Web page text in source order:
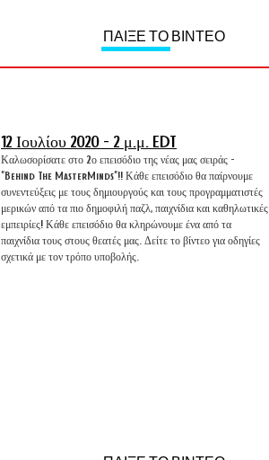
ΠΑΙΞΕ ΤΟ ΒΙΝΤΕΟ
12 Ιουλίου 2020 - 2 μ.μ. EDT
Καλωσορίσατε στο 2ο επεισόδιο της νέας μας σειράς -
"Behind The MasterMinds"!! Κάθε επεισόδιο θα παίρνουμε
συνεντεύξεις με τους δημιουργούς και τους προγραμματιστές
μερικών από τα πιο δημοφιλή παζλ, παιχνίδια και καθηλωτικές
εμπειρίες! Κάθε επεισόδιο θα κληρώνουμε ένα από τα
παιχνίδια τους στους θεατές μας. Δείτε το βίντεο για οδηγίες
σχετικά με τον τρόπο υποβολής.